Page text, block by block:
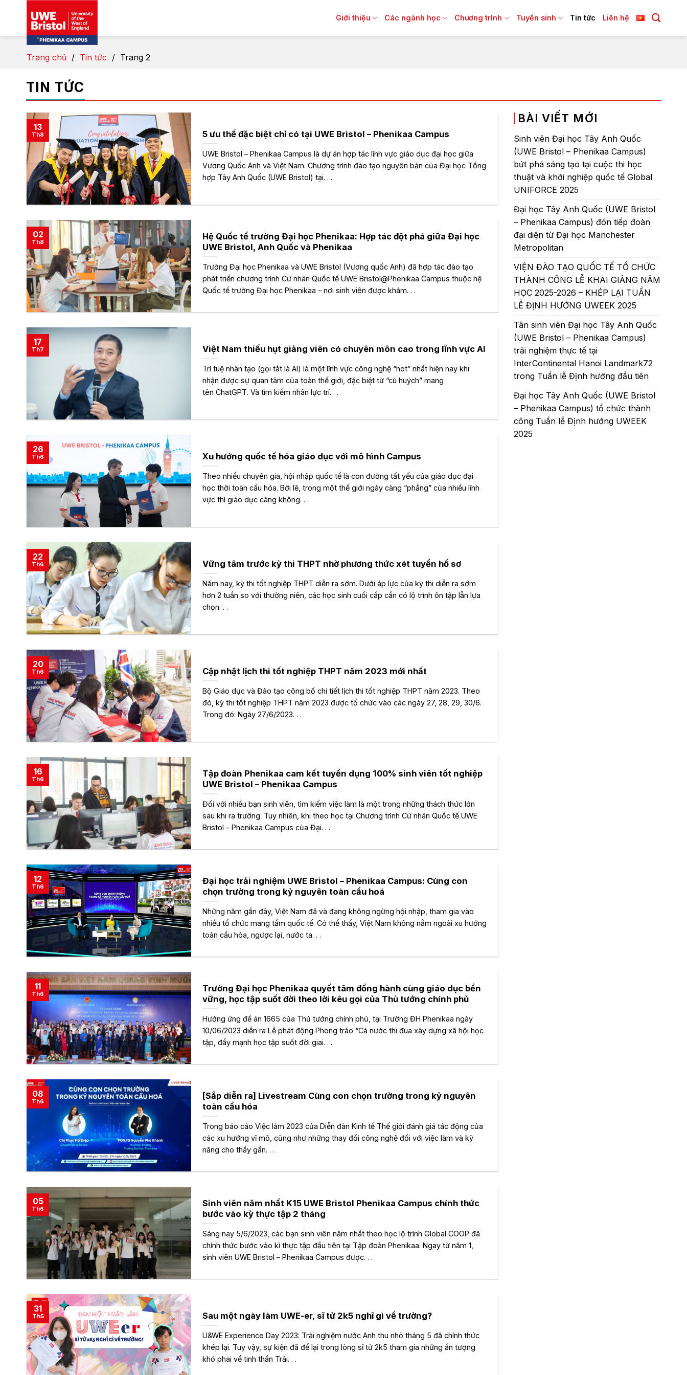
Giới thiệu Các ngành học Chương trình Tuyển sinh Tin tức Liên hệ
Trang chủ / Tin tức / Trang 2
TIN TỨC
5 ưu thế đặc biệt chỉ có tại UWE Bristol – Phenikaa Campus
UWE Bristol – Phenikaa Campus là dự án hợp tác lĩnh vực giáo dục đại học giữa
Vương Quốc Anh và Việt Nam. Chương trình đào tạo nguyên bản của Đại học Tổng
hợp Tây Anh Quốc (UWE Bristol) tại. . .
13
Th8
Hệ Quốc tế trường Đại học Phenikaa: Hợp tác đột phá giữa Đại học
UWE Bristol, Anh Quốc và Phenikaa
Trường Đại học Phenikaa và UWE Bristol (Vương quốc Anh) đã hợp tác đào tạo
phát triển chương trình Cử nhân Quốc tế UWE Bristol@Phenikaa Campus thuộc hệ
Quốc tế trường Đại học Phenikaa – nơi sinh viên được khám. . .
02
Th8
Việt Nam thiếu hụt giảng viên có chuyên môn cao trong lĩnh vực AI
Trí tuệ nhân tạo (gọi tắt là AI) là một lĩnh vực công nghệ “hot” nhất hiện nay khi
nhận được sự quan tâm của toàn thế giới, đặc biệt từ “cú huých” mang
tên ChatGPT. Và tìm kiếm nhân lực trí. . .
17
Th7
Xu hướng quốc tế hóa giáo dục với mô hình Campus
Theo nhiều chuyên gia, hội nhập quốc tế là con đường tất yếu của giáo dục đại
học thời toàn cầu hóa. Bởi lẽ, trong một thế giới ngày càng “phẳng” của nhiều lĩnh
vực thì giáo dục càng không. . .
26
Th6
Vững tâm trước kỳ thi THPT nhờ phương thức xét tuyển hồ sơ
Năm nay, kỳ thi tốt nghiệp THPT diễn ra sớm. Dưới áp lực của kỳ thi diễn ra sớm
hơn 2 tuần so với thường niên, các học sinh cuối cấp cần có lộ trình ôn tập lẫn lựa
chọn. . .
22
Th6
Cập nhật lịch thi tốt nghiệp THPT năm 2023 mới nhất
Bộ Giáo dục và Đào tạo công bố chi tiết lịch thi tốt nghiệp THPT năm 2023. Theo
đó, kỳ thi tốt nghiệp THPT năm 2023 được tổ chức vào các ngày 27, 28, 29, 30/6.
Trong đó: Ngày 27/6/2023. . .
20
Th6
Tập đoàn Phenikaa cam kết tuyển dụng 100% sinh viên tốt nghiệp
UWE Bristol – Phenikaa Campus
Đối với nhiều bạn sinh viên, tìm kiếm việc làm là một trong những thách thức lớn
sau khi ra trường. Tuy nhiên, khi theo học tại Chương trình Cử nhân Quốc tế UWE
Bristol – Phenikaa Campus của Đại. . .
16
Th6
Đại học trải nghiệm UWE Bristol – Phenikaa Campus: Cùng con
chọn trường trong kỷ nguyên toàn cầu hoá
Những năm gần đây, Việt Nam đã và đang không ngừng hội nhập, tham gia vào
nhiều tổ chức mang tầm quốc tế. Có thể thấy, Việt Nam không nằm ngoài xu hướng
toàn cầu hóa, ngược lại, nước ta. . .
12
Th6
Trường Đại học Phenikaa quyết tâm đồng hành cùng giáo dục bền
vững, học tập suốt đời theo lời kêu gọi của Thủ tướng chính phủ
Hưởng ứng đề án 1665 của Thủ tướng chính phủ, tại Trường ĐH Phenikaa ngày
10/06/2023 diễn ra Lễ phát động Phong trào “Cả nước thi đua xây dựng xã hội học
tập, đẩy mạnh học tập suốt đời giai. . .
11
Th6
[Sắp diễn ra] Livestream Cùng con chọn trường trong kỷ nguyên
toàn cầu hóa
Trong báo cáo Việc làm 2023 của Diễn đàn Kinh tế Thế giới đánh giá tác động của
các xu hướng vĩ mô, cũng như những thay đổi công nghệ đối với việc làm và kỹ
năng cho thấy gần. . .
08
Th6
Sinh viên năm nhất K15 UWE Bristol Phenikaa Campus chính thức
bước vào kỳ thực tập 2 tháng
Sáng nay 5/6/2023, các bạn sinh viên năm nhất theo học lộ trình Global COOP đã
chính thức bước vào kì thực tập đầu tiên tại Tập đoàn Phenikaa. Ngay từ năm 1,
sinh viên UWE Bristol – Phenikaa Campus được. . .
05
Th6
Sau một ngày làm UWE-er, sĩ tử 2k5 nghĩ gì về trường?
U&WE Experience Day 2023: Trải nghiệm nước Anh thu nhỏ tháng 5 đã chính thức
khép lại. Tuy vậy, sự kiện đã để lại trong lòng sĩ tử 2k5 tham gia những ấn tượng
khó phai về tinh thần Trải. . .
31
Th5
BÀI VIẾT MỚI
Sinh viên Đại học Tây Anh Quốc
(UWE Bristol – Phenikaa Campus)
bứt phá sáng tạo tại cuộc thi học
thuật và khởi nghiệp quốc tế Global
UNIFORCE 2025
Đại học Tây Anh Quốc (UWE Bristol
– Phenikaa Campus) đón tiếp đoàn
đại diện từ Đại học Manchester
Metropolitan
VIỆN ĐÀO TẠO QUỐC TẾ TỔ CHỨC
THÀNH CÔNG LỄ KHAI GIẢNG NĂM
HỌC 2025-2026 – KHÉP LẠI TUẦN
LỄ ĐỊNH HƯỚNG UWEEK 2025
Tân sinh viên Đại học Tây Anh Quốc
(UWE Bristol – Phenikaa Campus)
trải nghiệm thực tế tại
InterContinental Hanoi Landmark72
trong Tuần lễ Định hướng đầu tiên
Đại học Tây Anh Quốc (UWE Bristol
– Phenikaa Campus) tổ chức thành
công Tuần lễ Định hướng UWEEK
2025